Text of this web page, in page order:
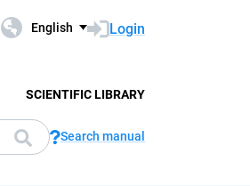
English Login
SCIENTIFIC LIBRARY
Search manual